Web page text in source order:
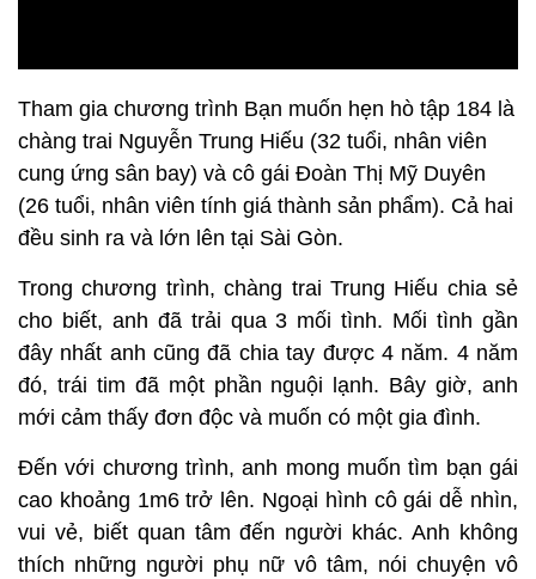
Tham gia chương trình Bạn muốn hẹn hò tập 184 là
chàng trai Nguyễn Trung Hiếu (32 tuổi, nhân viên
cung ứng sân bay) và cô gái Đoàn Thị Mỹ Duyên
(26 tuổi, nhân viên tính giá thành sản phẩm). Cả hai
đều sinh ra và lớn lên tại Sài Gòn.
Trong chương trình, chàng trai Trung Hiếu chia sẻ
cho biết, anh đã trải qua 3 mối tình. Mối tình gần
đây nhất anh cũng đã chia tay được 4 năm. 4 năm
đó, trái tim đã một phần nguội lạnh. Bây giờ, anh
mới cảm thấy đơn độc và muốn có một gia đình.
Đến với chương trình, anh mong muốn tìm bạn gái
cao khoảng 1m6 trở lên. Ngoại hình cô gái dễ nhìn,
vui vẻ, biết quan tâm đến người khác. Anh không
thích những người phụ nữ vô tâm, nói chuyện vô